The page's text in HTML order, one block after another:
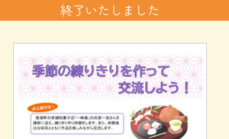
終了いたしました